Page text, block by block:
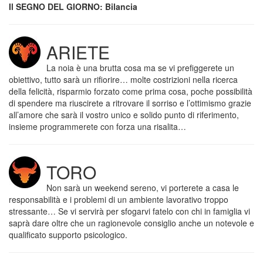
Il SEGNO DEL GIORNO: Bilancia
ARIETE
La noia è una brutta cosa ma se vi prefiggerete un
obiettivo, tutto sarà un rifiorire… molte costrizioni nella ricerca
della felicità, risparmio forzato come prima cosa, poche possibilità
di spendere ma riuscirete a ritrovare il sorriso e l’ottimismo grazie
all’amore che sarà il vostro unico e solido punto di riferimento,
insieme programmerete con forza una risalita…
TORO
Non sarà un weekend sereno, vi porterete a casa le
responsabilità e i problemi di un ambiente lavorativo troppo
stressante… Se vi servirà per sfogarvi fatelo con chi in famiglia vi
saprà dare oltre che un ragionevole consiglio anche un notevole e
qualificato supporto psicologico.